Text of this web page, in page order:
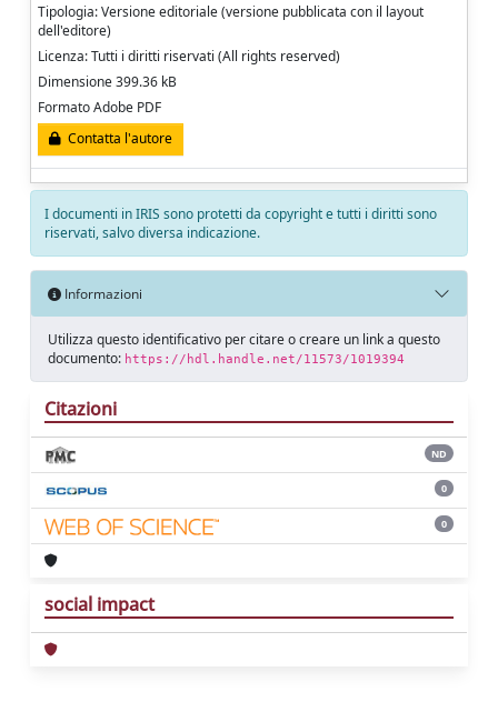
Tipologia: Versione editoriale (versione pubblicata con il layout
dell'editore)
Licenza: Tutti i diritti riservati (All rights reserved)
Dimensione 399.36 kB
Formato Adobe PDF
Contatta l'autore
I documenti in IRIS sono protetti da copyright e tutti i diritti sono
riservati, salvo diversa indicazione.
Informazioni
Utilizza questo identificativo per citare o creare un link a questo
documento: https://hdl.handle.net/11573/1019394
Citazioni
ND
0
0
social impact